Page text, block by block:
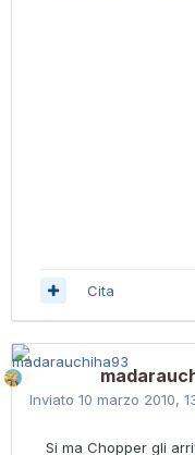
Cita
Inviato 10 marzo 2010,
Si ma Chopper gli